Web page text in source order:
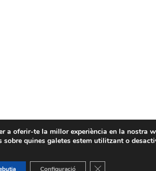
a oferir-te la millor experiència en la nostra
sobre quines galetes estem utilitzant o
Configuració Tanca el bàner de